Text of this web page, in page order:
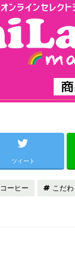
ツイート
コーヒー こだわ